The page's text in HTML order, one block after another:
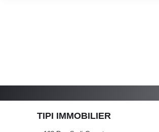
TIPI IMMOBILIER